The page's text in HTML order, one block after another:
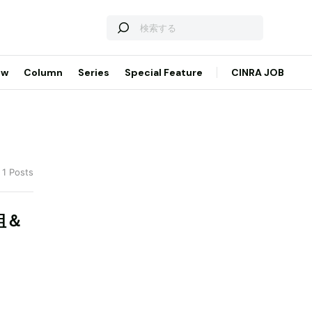
Column Series Special Feature CINRA JOB
Posts